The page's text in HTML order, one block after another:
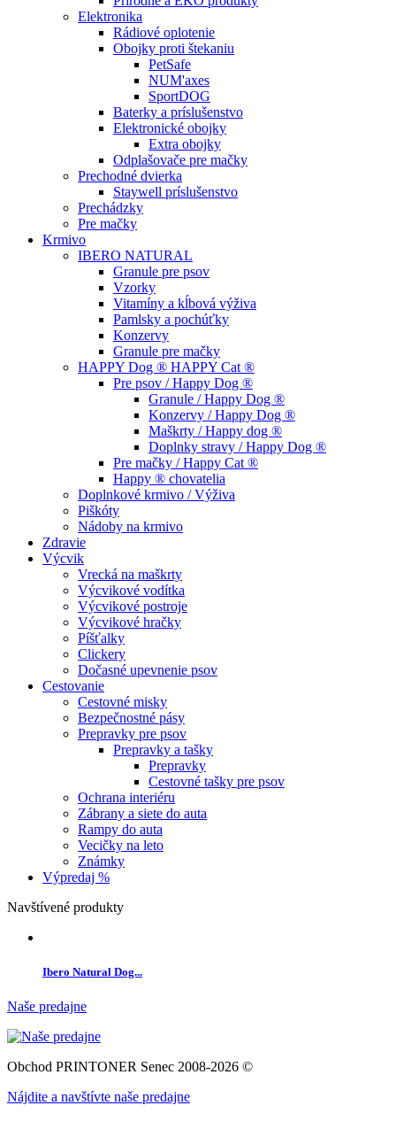
Elektronika
Rádiové oplotenie
Obojky proti štekaniu
PetSafe
NUM'axes
SportDOG
Baterky a príslušenstvo
Elektronické obojky
Extra obojky
Odplašovače pre mačky
Prechodné dvierka
Staywell príslušenstvo
Prechádzky
Pre mačky
Krmivo
IBERO NATURAL
Granule pre psov
Vzorky
Vitamíny a kĺbová výživa
Pamlsky a pochúťky
Konzervy
Granule pre mačky
HAPPY Dog ® HAPPY Cat ®
Pre psov / Happy Dog ®
Granule / Happy Dog ®
Konzervy / Happy Dog ®
Maškrty / Happy dog ®
Doplnky stravy / Happy Dog ®
Pre mačky / Happy Cat ®
Happy ® chovatelia
Doplnkové krmivo / Výživa
Piškóty
Nádoby na krmivo
Zdravie
Výcvik
Vrecká na maškrty
Výcvikové vodítka
Výcvikové postroje
Výcvikové hračky
Píšťalky
Clickery
Dočasné upevnenie psov
Cestovanie
Cestovné misky
Bezpečnostné pásy
Prepravky pre psov
Prepravky a tašky
Prepravky
Cestovné tašky pre psov
Ochrana interiéru
Zábrany a siete do auta
Rampy do auta
Vecičky na leto
Známky
Výpredaj %
Navštívené produkty
Ibero Natural Dog...
Naše predajne
Obchod PRINTONER Senec 2008-2026 ©
Nájdite a navštívte naše predajne